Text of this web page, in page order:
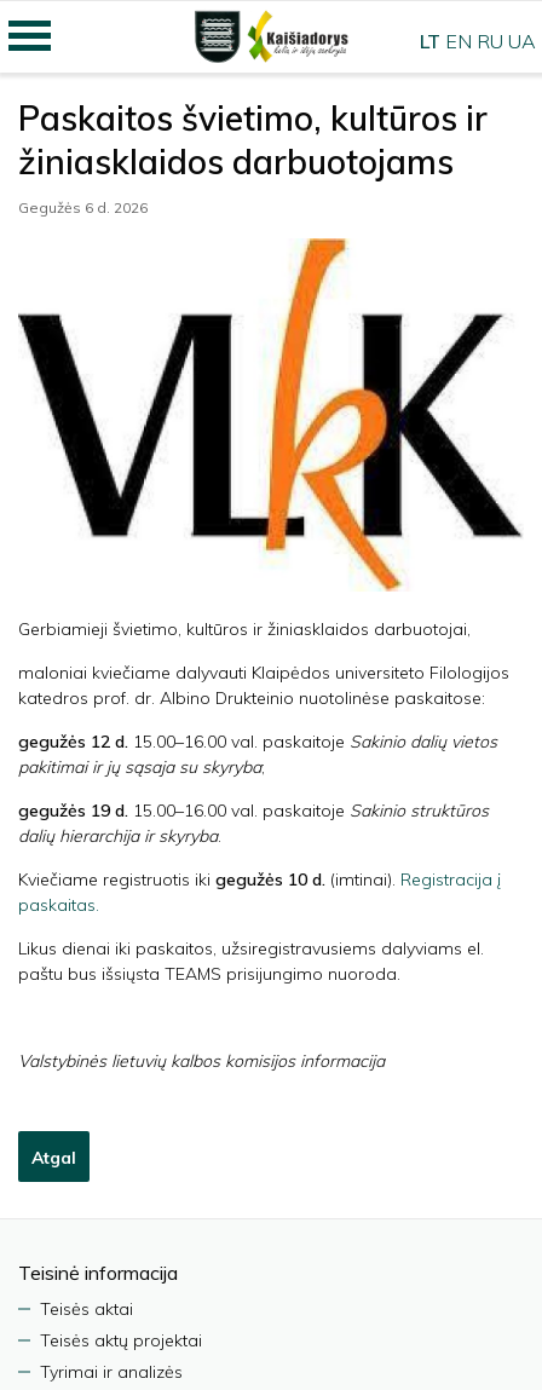
Paskaitos švietimo, kultūros ir
žiniasklaidos darbuotojams
Gegužės 6 d. 2026
Gerbiamieji švietimo, kultūros ir žiniasklaidos darbuotojai,
maloniai kviečiame dalyvauti Klaipėdos universiteto Filologijos
katedros prof. dr. Albino Drukteinio nuotolinėse paskaitose:
gegužės 12 d. 15.00–16.00 val. paskaitoje Sakinio dalių vietos
pakitimai ir jų sąsaja su skyryba;
gegužės 19 d. 15.00–16.00 val. paskaitoje Sakinio struktūros
dalių hierarchija ir skyryba.
Kviečiame registruotis iki gegužės 10 d. (imtinai). Registracija į
paskaitas.
Likus dienai iki paskaitos, užsiregistravusiems dalyviams el.
paštu bus išsiųsta TEAMS prisijungimo nuoroda.
Valstybinės lietuvių kalbos komisijos informacija
Atgal
Teisinė informacija
Teisės aktai
Teisės aktų projektai
Tyrimai ir analizės
LT EN RU UA